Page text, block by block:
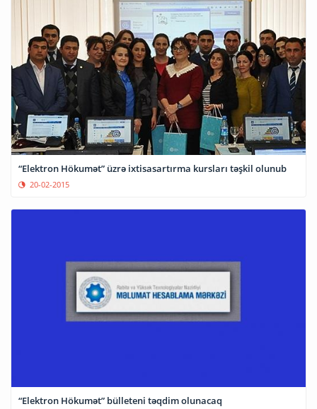
“Elektron Hökumət” üzrə ixtisasartırma kursları təşkil olunub
20-02-2015
“Elektron Hökumət” bülleteni təqdim olunacaq